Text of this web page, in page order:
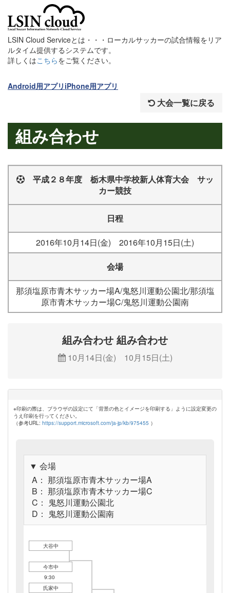
LSIN Cloud Serviceとは・・・ローカルサッカーの試合情報をリア
ルタイム提供するシステムです。
詳しくはこちらをご覧ください。
Android用アプリ iPhone用アプリ
大会一覧に戻る
組み合わせ
平成２８年度 栃木県中学校新人体育大会 サッ
カー競技
日程
2016年10月14日(金) 2016年10月15日(土)
会場
那須塩原市青木サッカー場A/鬼怒川運動公園北/那須塩
原市青木サッカー場C/鬼怒川運動公園南
組み合わせ 組み合わせ
10月14日(金) 10月15日(土)
※印刷の際は、ブラウザの設定にて「背景の色とイメージを印刷する」ように設定変更の
うえ印刷を行ってください。
（参考URL: https://support.microsoft.com/ja-jp/kb/975455 ）
▼ 会場
A： 那須塩原市青木サッカー場A
B： 那須塩原市青木サッカー場C
C： 鬼怒川運動公園北
D： 鬼怒川運動公園南
大谷中
10/14D
9:30
今市中
氏家中